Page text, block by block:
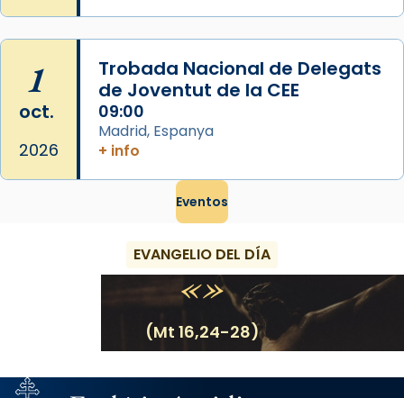
1
oct.
2026
Trobada Nacional de Delegats
de Joventut de la CEE
09:00
Madrid, Espanya
+ info
Eventos
EVANGELIO DEL DÍA
(Mt 16,24-28)